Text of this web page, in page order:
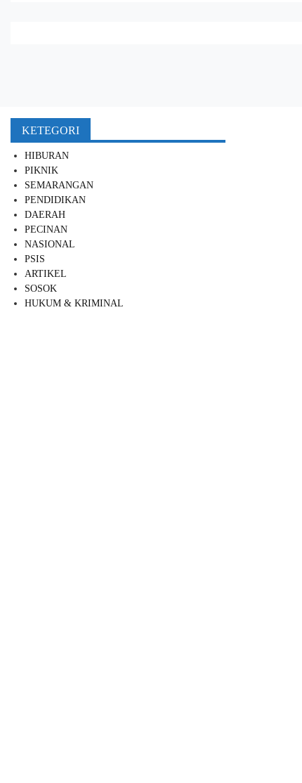
KETEGORI
HIBURAN
PIKNIK
SEMARANGAN
PENDIDIKAN
DAERAH
PECINAN
NASIONAL
PSIS
ARTIKEL
SOSOK
HUKUM & KRIMINAL